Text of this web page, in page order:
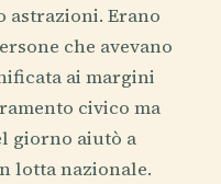
astrazioni. Erano
che avevano
ai margini
civico ma
giorno aiutò a
lotta nazionale.